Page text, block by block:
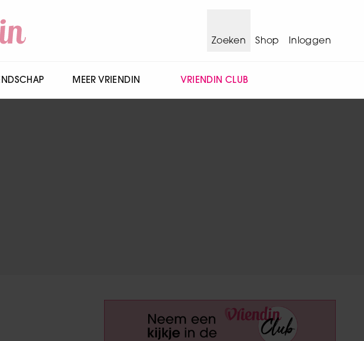
Zoeken
Shop Inloggen
MEER VRIENDIN VRIENDIN CLUB